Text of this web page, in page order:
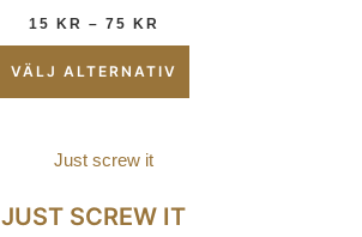
15 KR – 75 KR
VÄLJ ALTERNATIV
JUST SCREW IT